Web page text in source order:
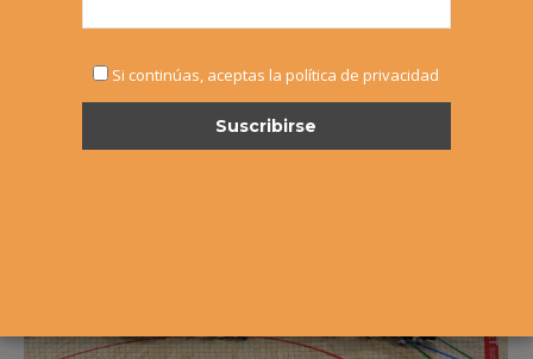
Si continúas, aceptas la política de privacidad